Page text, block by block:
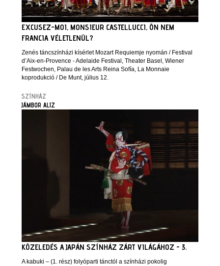
EXCUSEZ-MOI, MONSIEUR CASTELLUCCI, ÖN NEM
FRANCIA VÉLETLENÜL?
Zenés táncszínházi kísérlet Mozart Requiemje nyomán / Festival
d’Aix-en-Provence - Adelaide Festival, Theater Basel, Wiener
Festwochen, Palau de les Arts Reina Sofía, La Monnaie
koprodukció / De Munt, július 12.
SZÍNHÁZ
JÁMBOR ALIZ
KÖZELEDÉS A JAPÁN SZÍNHÁZ ZÁRT VILÁGÁHOZ - 3.
A kabuki – (1. rész) folyóparti tánctól a színházi pokolig